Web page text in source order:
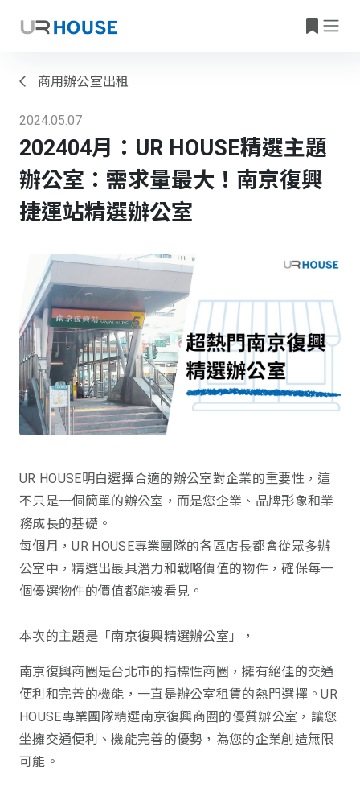
商用辦公室出租
2024.05.07
202404月：UR HOUSE精選主題
辦公室：需求量最大！南京復興
捷運站精選辦公室
UR HOUSE明白選擇合適的辦公室對企業的重要性，這
不只是一個簡單的辦公室，而是您企業、品牌形象和業
務成長的基礎。
每個月，UR HOUSE專業團隊的各區店長都會從眾多辦
公室中，精選出最具潛力和戰略價值的物件，確保每一
個優選物件的價值都能被看見。
本次的主題是「南京復興精選辦公室」，
南京復興商圈是台北市的指標性商圈，擁有絕佳的交通
便利和完善的機能，一直是辦公室租賃的熱門選擇。UR
HOUSE專業團隊精選南京復興商圈的優質辦公室，讓您
坐擁交通便利、機能完善的優勢，為您的企業創造無限
可能。